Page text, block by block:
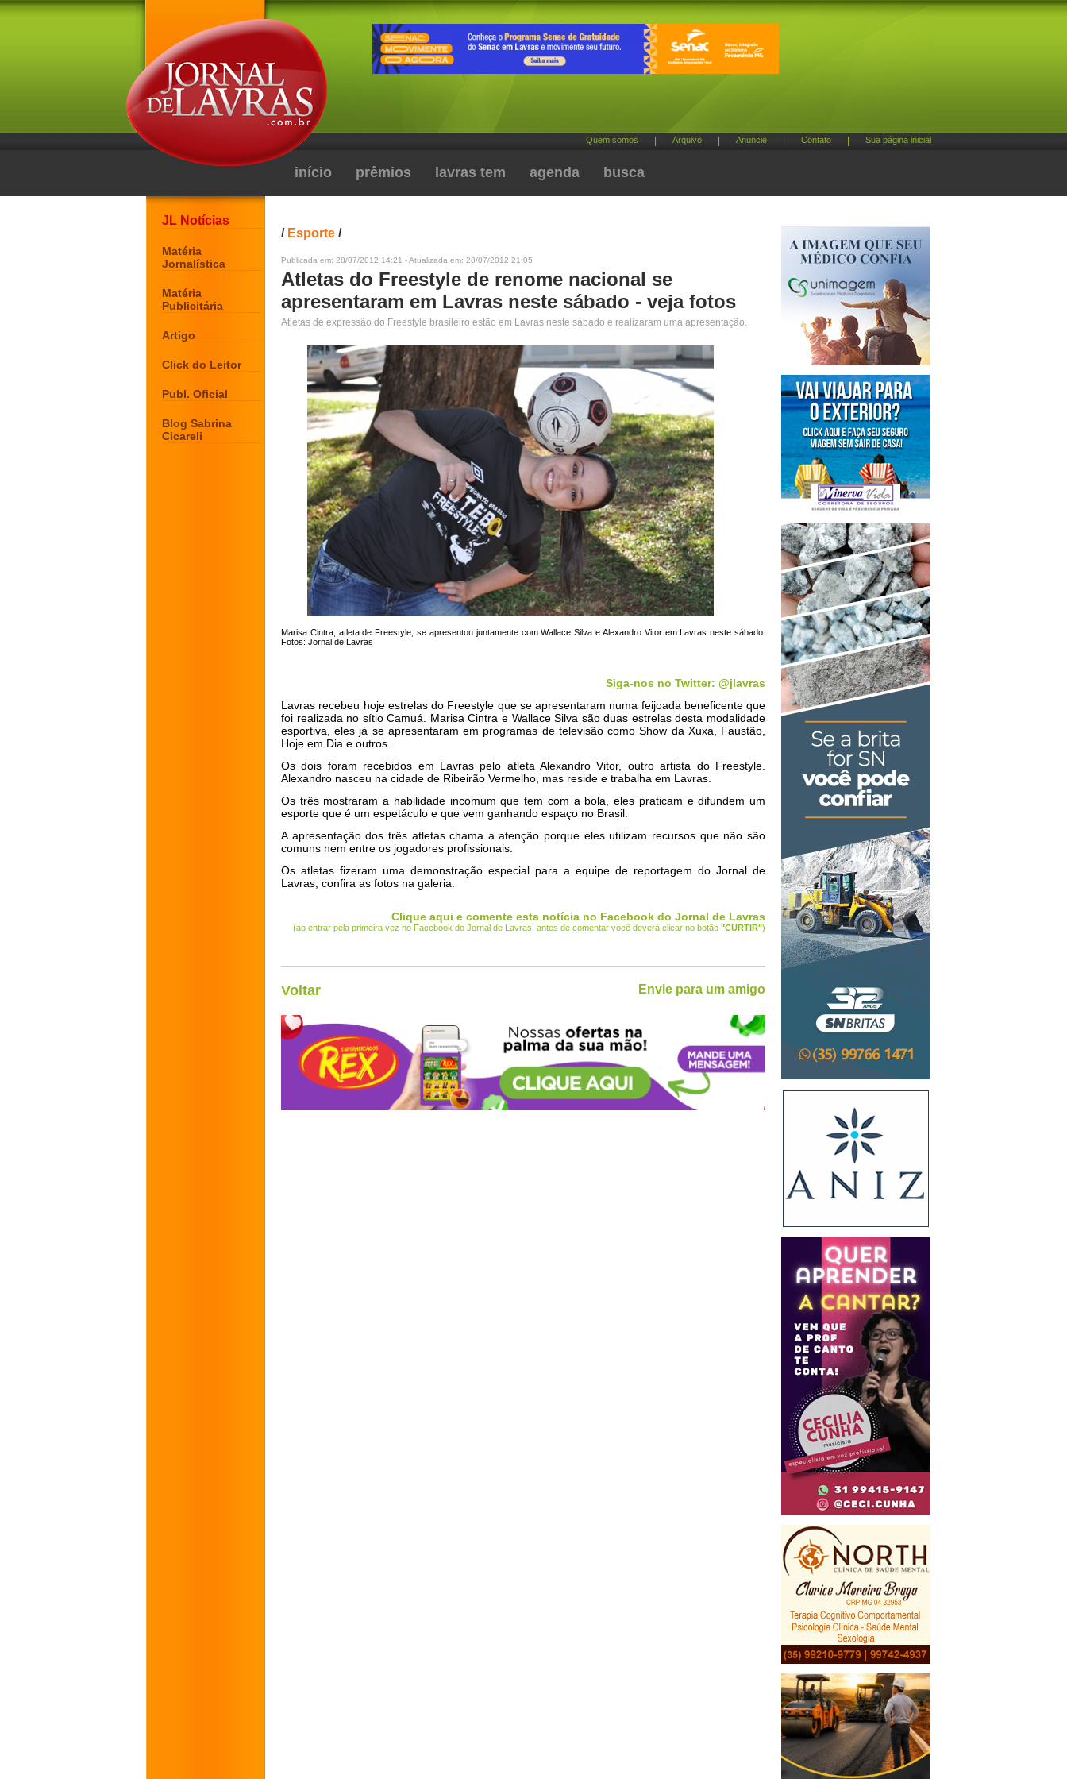
Quem somos Arquivo Anuncie Contato Sua página inicial
início prêmios lavras tem agenda busca
JL Notícias
Matéria
Jornalística
Matéria
Publicitária
Artigo
Click do Leitor
Publ. Oficial
Blog Sabrina
Cicareli
/ Esporte /
Publicada em: 28/07/2012 14:21 - Atualizada em: 28/07/2012 21:05
Atletas do Freestyle de renome nacional se
apresentaram em Lavras neste sábado - veja fotos
Atletas de expressão do Freestyle brasileiro estão em Lavras neste sábado e realizaram uma apresentação.
Marisa Cintra, atleta de Freestyle, se apresentou juntamente comWallace Silva e Alexandro Vitor em Lavras neste sábado.
Fotos: Jornal de Lavras
Siga-nos no Twitter: @jlavras
Lavras recebeu hoje estrelas do Freestyle que se apresentaram numa feijoada beneficente que
foi realizada no sítio Camuá. Marisa Cintra e Wallace Silva são duas estrelas desta modalidade
esportiva, eles já se apresentaram em programas de televisão como Show da Xuxa, Faustão,
Hoje em Dia e outros.
Os dois foram recebidos em Lavras pelo atleta Alexandro Vitor, outro artista do Freestyle.
Alexandro nasceu na cidade de Ribeirão Vermelho, mas reside e trabalha em Lavras.
Os três mostraram a habilidade incomum que tem com a bola, eles praticam e difundem um
esporte que é um espetáculo e que vem ganhando espaço no Brasil.
A apresentação dos três atletas chama a atenção porque eles utilizam recursos que não são
comuns nem entre os jogadores profissionais.
Os atletas fizeram uma demonstração especial para a equipe de reportagem do Jornal de
Lavras, confira as fotos na galeria.
Clique aqui e comente esta notícia no Facebook do Jornal de Lavras
(ao entrar pela primeira vez no Facebook do Jornal de Lavras, antes de comentar você deverá clicar no botão "CURTIR")
Voltar Envie para um amigo